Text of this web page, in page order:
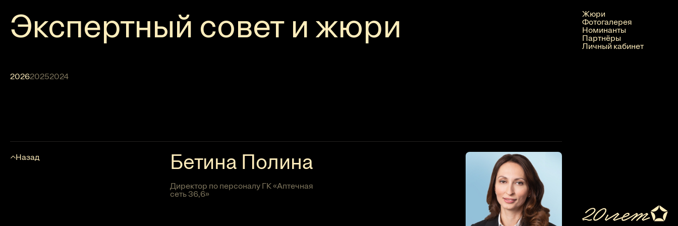
Жюри
Фотогалерея
Номинанты
Партнёры
Личный кабинет
Экспертный совет и жюри
202620252024
Назад Бетина Полина
Директор по персоналу ГК «Аптечная
сеть 36,6»